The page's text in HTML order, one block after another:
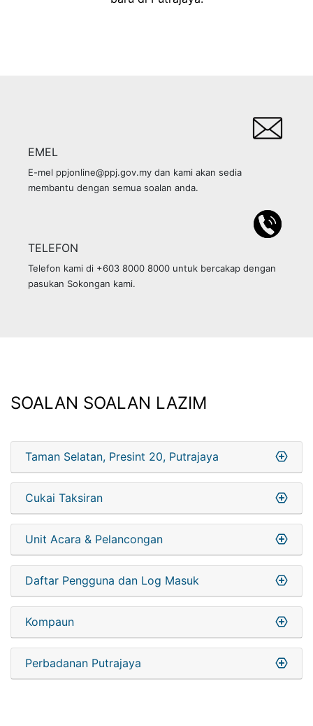
EMEL
E-mel ppjonline@ppj.gov.my dan kami akan sedia
membantu dengan semua soalan anda.
TELEFON
Telefon kami di +603 8000 8000 untuk bercakap dengan
pasukan Sokongan kami.
SOALAN SOALAN LAZIM
Taman Selatan, Presint 20, Putrajaya
Cukai Taksiran
Unit Acara & Pelancongan
Daftar Pengguna dan Log Masuk
Kompaun
Perbadanan Putrajaya